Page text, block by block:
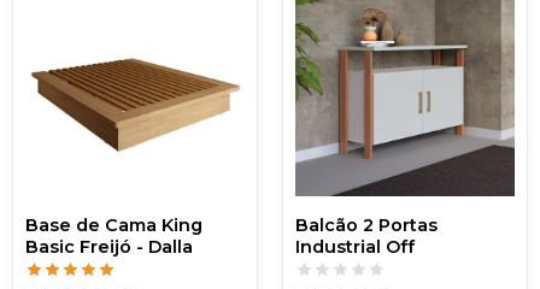
Base de Cama King
Basic Freijó - Dalla
Costa
Balcão 2 Portas
Industrial Off
White/Freijó - Dalla